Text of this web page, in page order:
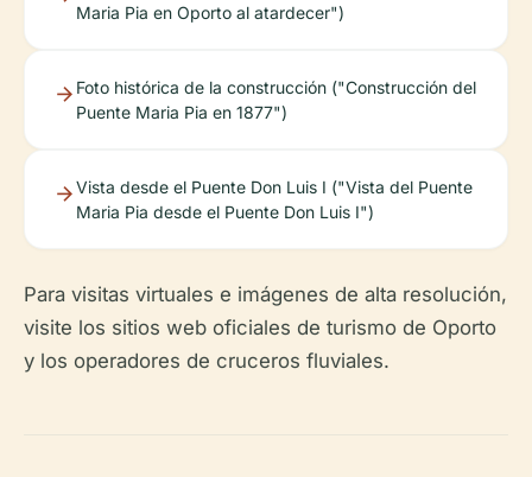
Maria Pia en Oporto al atardecer")
Foto histórica de la construcción ("Construcción del
Puente Maria Pia en 1877")
Vista desde el Puente Don Luis I ("Vista del Puente
Maria Pia desde el Puente Don Luis I")
Para visitas virtuales e imágenes de alta resolución,
visite los sitios web oficiales de turismo de Oporto
y los operadores de cruceros fluviales.